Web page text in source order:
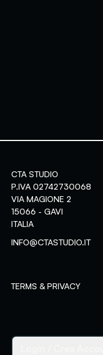
CTA STUDIO
P.IVA 02742730068
VIA MAGIONE 2
15066 - GAVI
ITALIA
INFO@CTASTUDIO.IT
TERMS & PRIVACY
Area riservata ai clienti